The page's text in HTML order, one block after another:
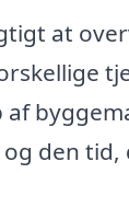
at
den tid,